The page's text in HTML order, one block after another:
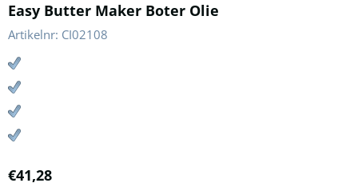
Easy Butter Maker Boter Olie
Artikelnr: CI02108
€41,28